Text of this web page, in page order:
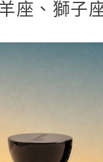
座、獅子